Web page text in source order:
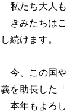
私たち大人も
きみたちはこ
し続けます。
今、この国や
義を助長した
本年もよろし